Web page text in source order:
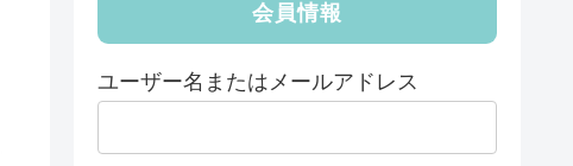
会員情報
ユーザー名またはメールアドレス